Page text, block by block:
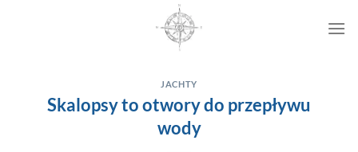
JACHTY
Skalopsy to otwory do przepływu
wody